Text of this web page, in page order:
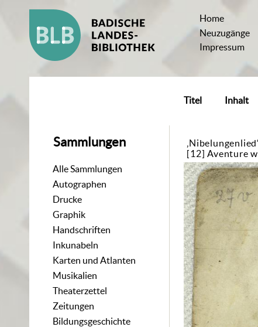
Home
Neuzugänge
Impressum
Sammlungen
Alle Sammlungen
Autographen
Drucke
Graphik
Handschriften
Inkunabeln
Karten und Atlanten
Musikalien
Theaterzettel
Zeitungen
Bildungsgeschichte
Titel Inhalt
[12] Aventure